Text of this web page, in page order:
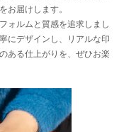
お届けします。
ォルムと質感を追求しまし
にデザインし、リアルな印
ある仕上がりを、ぜひお楽